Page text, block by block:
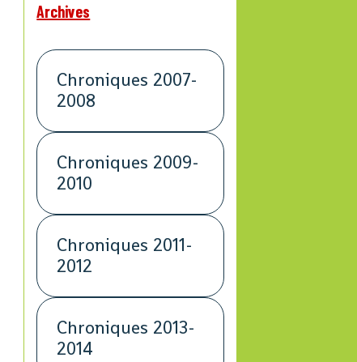
Archives
Chroniques 2007-
2008
Chroniques 2009-
2010
Chroniques 2011-
2012
Chroniques 2013-
2014